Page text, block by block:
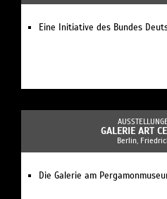
Eine Initiative des Bundes
GALERIE ART
Berlin,
Die Galerie am